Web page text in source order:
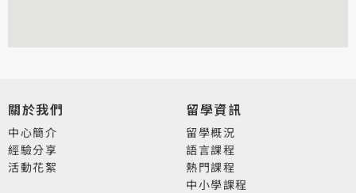
關於我們
中心簡介
經驗分享
活動花絮
留學資訊
留學概況
語言課程
熱門課程
中小學課程